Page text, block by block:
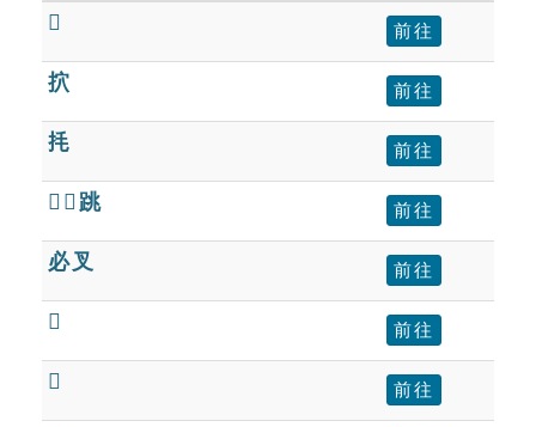
生命大百科索引
遊戲專區
教學應用
貓頭鷹博士
 前往
㧒 前往
㧌 前往
跳 前往
必叉 前往
 前往
 前往